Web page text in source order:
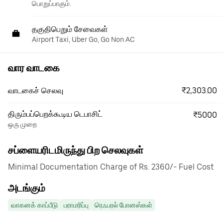
பொறுப்பாகும்.
தகுதிபெறும் சேவைகள்
Airport Taxi, Uber Go, Go Non AC
வார வாடகை
வாடகைச் செலவு ₹2,303.00
திரும்பப்பெறக்கூடிய டெபாசிட்
ஒரு முறை
₹5000
சப்ளையரிடமிருந்து பிற செலவுகள்
Minimal Documentation Charge of Rs. 2360/- Fuel Cost
அடங்கும்
வாகனக் காப்பீடு பராமரிப்பு ரெஃபரல் போனஸ்கள்